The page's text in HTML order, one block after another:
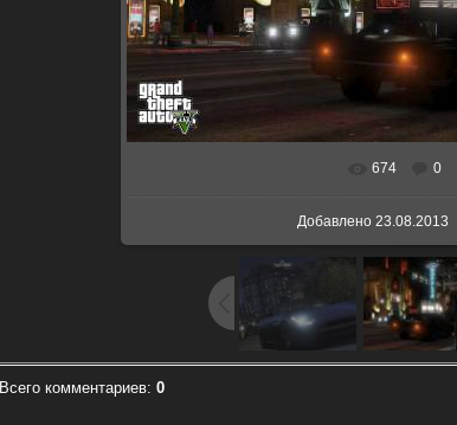
В реальном размере
674 0
Добавлено23.08.2013
Всего комментариев: 0